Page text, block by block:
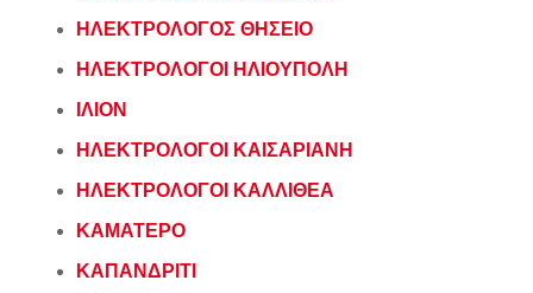
ΗΛΕΚΤΡΟΛΟΓΟΣ ΘΗΣΕΙΟ
ΗΛΕΚΤΡΟΛΟΓΟΙ ΗΛΙΟΥΠΟΛΗ
ΙΛΙΟΝ
ΗΛΕΚΤΡΟΛΟΓΟΙ ΚΑΙΣΑΡΙΑΝΗ
ΗΛΕΚΤΡΟΛΟΓΟΙ ΚΑΛΛΙΘΕΑ
ΚΑΜΑΤΕΡΟ
ΚΑΠΑΝΔΡΙΤΙ